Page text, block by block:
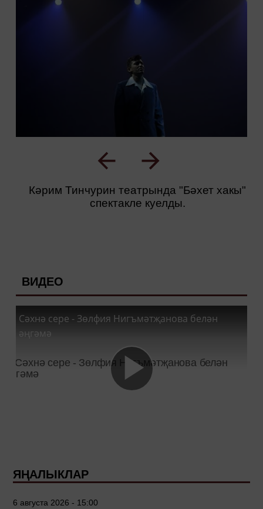
Кәрим Тинчурин театрында "Бәхет хакы"
спектакле куелды.
ВИДЕО
Сәхнә сере - Зөлфия Нигъмәтҗанова белән
әңгәмә
ЯҢАЛЫКЛАР
6 августа 2026 - 15:00